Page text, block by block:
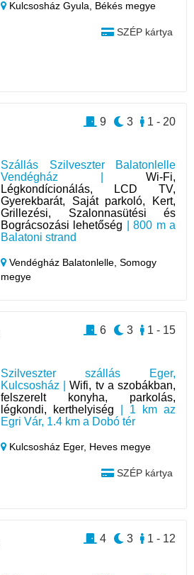
Kulcsosház Gyula, Békés megye
SZÉP kártya
Szállás Szilveszter Balatonlelle
Vendégház | Wi-Fi,
Légkondícionálás, LCD TV,
Gyerekbarát, Saját parkoló, Kert,
Grillezési, Szalonnasütési és
Bográcsozási lehetőség | 800 m a
Balatoni strand
Vendégház Balatonlelle,Somogy
megye
1 - 20
3
9
Szilveszter szállás Eger,
Kulcsosház |Wifi, tv a szobákban,
felszerelt konyha, parkolás,
légkondi, kerthelyiség | 1 km az
Egri Vár, 1.4 km a Dobó tér
Kulcsosház Eger, Heves megye
SZÉP kártya
1 - 15
3
6
1 - 12
3
4